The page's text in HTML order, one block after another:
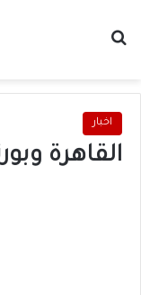
اخبار
القاهرة